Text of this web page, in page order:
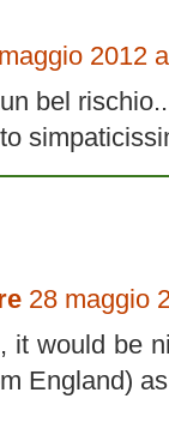
2012
bel
28 maggio
it would be
England)